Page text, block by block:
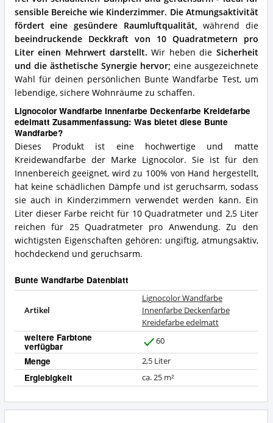
sensible Bereiche wie Kinderzimmer. Die Atmungsaktivität
fördert eine gesündere Raumluftqualität, während die
beeindruckende Deckkraft von 10 Quadratmetern pro
Liter einen Mehrwert darstellt. Wir heben die Sicherheit
und die ästhetische Synergie hervor; eine ausgezeichnete
Wahl für deinen persönlichen Bunte Wandfarbe Test, um
lebendige, sichere Wohnräume zu schaffen.
Lignocolor Wandfarbe Innenfarbe Deckenfarbe Kreidefarbe
edelmatt Zusammenfassung: Was bietet diese Bunte
Wandfarbe?
Dieses Produkt ist eine hochwertige und matte
Kreidewandfarbe der Marke Lignocolor. Sie ist für den
Innenbereich geeignet, wird zu 100% von Hand hergestellt,
hat keine schädlichen Dämpfe und ist geruchsarm, sodass
sie auch in Kinderzimmern verwendet werden kann. Ein
Liter dieser Farbe reicht für 10 Quadratmeter und 2,5 Liter
reichen für 25 Quadratmeter pro Anwendung. Zu den
wichtigsten Eigenschaften gehören: ungiftig, atmungsaktiv,
hochdeckend und geruchsarm.
Bunte Wandfarbe Datenblatt
Artikel
Lignocolor Wandfarbe
Innenfarbe Deckenfarbe
Kreidefarbe edelmatt
weitere Farbtone
verfügbar
a
60
Menge 2,5 Liter
Ergiebigkeit ca. 25 m²